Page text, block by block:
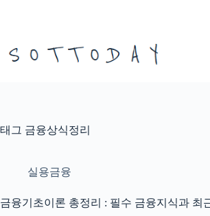
로
태그 금융상식정리
실용금융
금융기초이론 총정리 : 필수 금융지식과 최